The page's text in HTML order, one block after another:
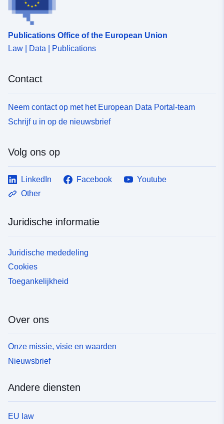
Publications Office of the European Union
Law | Data | Publications
Contact
Neem contact op met het European Data Portal-team
Schrijf u in op de nieuwsbrief
Volg ons op
LinkedIn Facebook
Youtube
Other
Juridische informatie
Juridische mededeling
Cookies
Toegankelijkheid
Over ons
Onze missie, visie en waarden
Nieuwsbrief
Andere diensten
EU law